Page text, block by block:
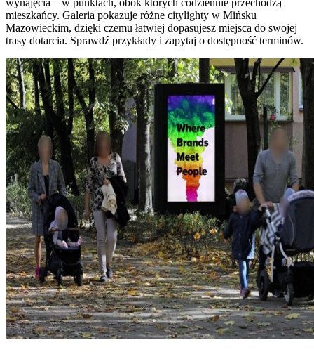
mieszkańcy. Galeria pokazuje różne citylighty w Mińsku
Mazowieckim, dzięki czemu łatwiej dopasujesz miejsca do swojej
trasy dotarcia. Sprawdź przykłady i zapytaj o dostępność terminów.